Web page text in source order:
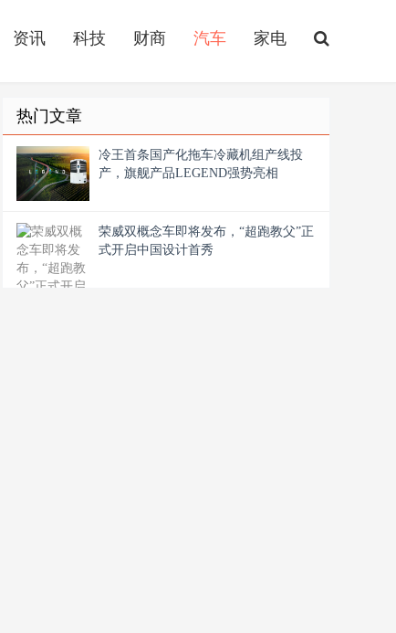
资讯 科技 财商 汽车 家电
热门文章
冷王首条国产化拖车冷藏机组产线投
产，旗舰产品LEGEND强势亮相
荣威双概念车即将发布，“超跑教父”正
式开启中国设计首秀